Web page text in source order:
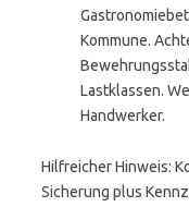
Kommune.
Lastklassen.
Handwerker.
Hilfreicher Hinweis:
Sicherung plus